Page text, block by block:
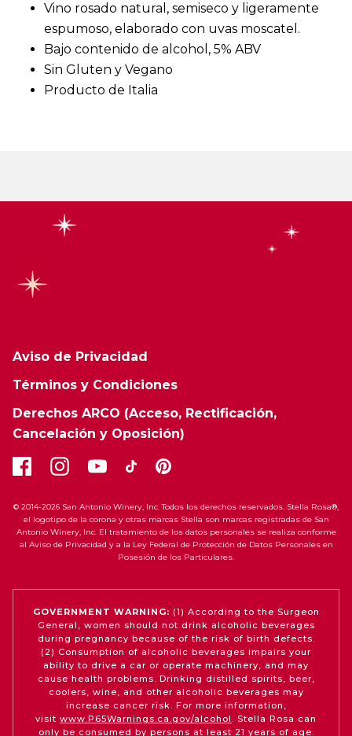
Vino rosado natural, semiseco y ligeramente
espumoso, elaborado con uvas moscatel.
Bajo contenido de alcohol, 5% ABV
Sin Gluten y Vegano
Producto de Italia
Aviso de Privacidad
Términos y Condiciones
Derechos ARCO (Acceso, Rectificación,
Cancelación y Oposición)
© 2014-2026 San Antonio Winery, Inc. Todos los derechos reservados. Stella Rosa®,
el logotipo de la corona y otras marcas Stella son marcas registradas de San
Antonio Winery, Inc. El tratamiento de los datos personales se realiza conforme
al Aviso de Privacidad y a la Ley Federal de Protección de Datos Personales en
Posesión de los Particulares.
GOVERNMENT WARNING: (1) According to the Surgeon
General, women should not drink alcoholic beverages
during pregnancy because of the risk of birth defects.
(2) Consumption of alcoholic beverages impairs your
ability to drive a car or operate machinery, and may
cause health problems. Drinking distilled spirits, beer,
coolers, wine, and other alcoholic beverages may
increase cancer risk. For more information,
visit www.P65Warnings.ca.gov/alcohol . Stella Rosa can
only be consumed by persons at least 21 years of age.